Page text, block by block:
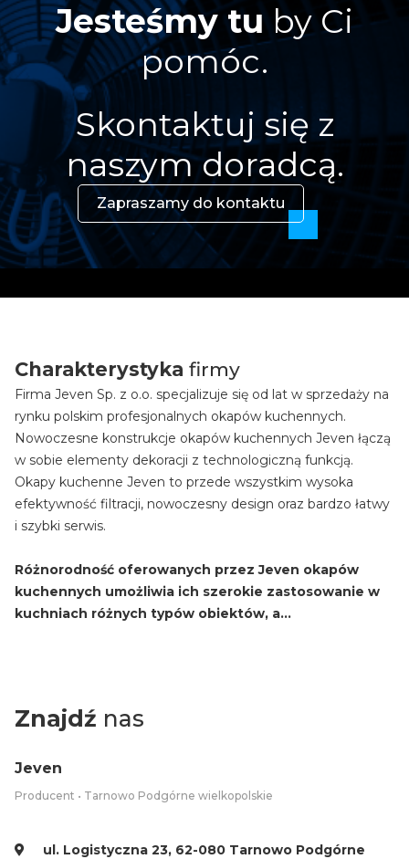
Jesteśmy tu by Ci
pomóc.
Skontaktuj się z
naszym doradcą.
Zapraszamy do kontaktu
Charakterystyka firmy
Firma Jeven Sp. z o.o. specjalizuje się od lat w sprzedaży na
rynku polskim profesjonalnych okapów kuchennych.
Nowoczesne konstrukcje okapów kuchennych Jeven łączą
w sobie elementy dekoracji z technologiczną funkcją.
Okapy kuchenne Jeven to przede wszystkim wysoka
efektywność filtracji, nowoczesny design oraz bardzo łatwy
i szybki serwis.
Różnorodność oferowanych przez Jeven okapów
kuchennych umożliwia ich szerokie zastosowanie w
kuchniach różnych typów obiektów, a...
Znajdź nas
Jeven
Producent • Tarnowo Podgórne wielkopolskie
ul. Logistyczna 23, 62-080 Tarnowo Podgórne